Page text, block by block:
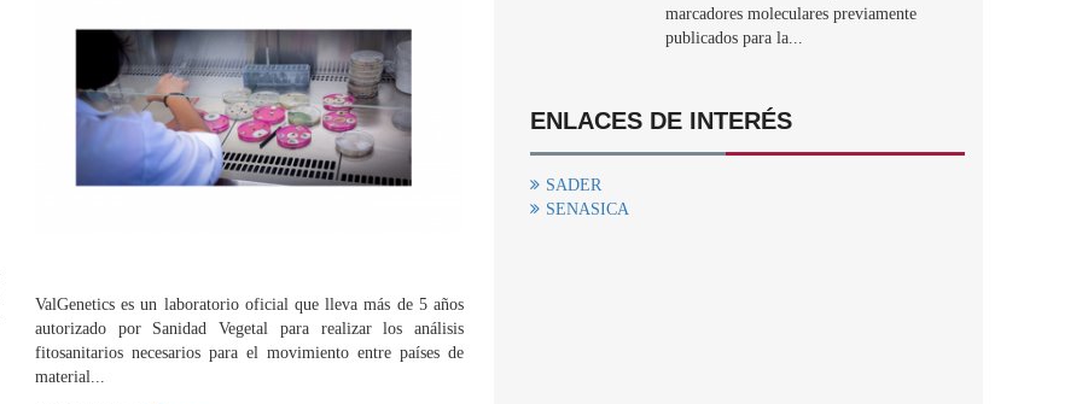
ValGenetics es un laboratorio oficial que lleva más de 5 años
autorizado por Sanidad Vegetal para realizar los análisis
fitosanitarios necesarios para el movimiento entre países de
material...
marcadores moleculares previamente
publicados para la...
ENLACES DE INTERÉS
SADER
SENASICA